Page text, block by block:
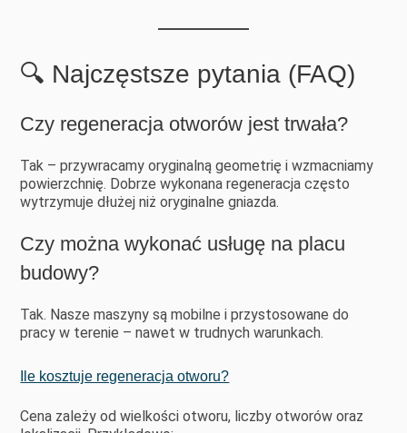
🔍 Najczęstsze pytania (FAQ)
Czy regeneracja otworów jest trwała?
Tak – przywracamy oryginalną geometrię i wzmacniamy
powierzchnię. Dobrze wykonana regeneracja często
wytrzymuje dłużej niż oryginalne gniazda.
Czy można wykonać usługę na placu
budowy?
Tak. Nasze maszyny są mobilne i przystosowane do
pracy w terenie – nawet w trudnych warunkach.
Ile kosztuje regeneracja otworu?
Cena zależy od wielkości otworu, liczby otworów oraz